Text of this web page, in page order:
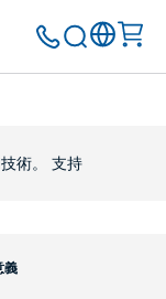
術。 支持
義